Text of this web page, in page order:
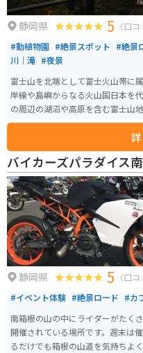
静岡県 5 （口コ
#動植物園 #絶景スポット #絶景
川｜滝 #夜景
富士山を北端として富士火山帯に
岸線や島嶼からなる火山国日本を
の周辺の湖沼や高原を含む富士山
泉地として名高い箱根地域、天城
魅力の伊豆半島地域、今日でも火
らなる伊豆諸島地域の4地域に分
が眺望でき、首都圏に近いことも
す。
バイカーズパラダイス
静岡県 5 （口コ
#イベント体験 #絶景ロード #カ
南箱根の山の中にライダーがたく
開催されている場所です。週末は
るだけでも箱根の山道を気持ちよ